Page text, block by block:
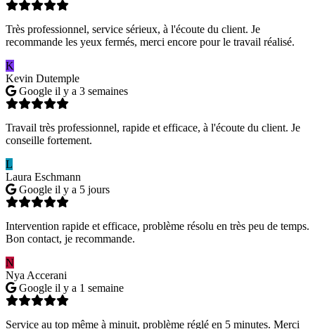
Très professionnel, service sérieux, à l'écoute du client. Je
recommande les yeux fermés, merci encore pour le travail réalisé.
K
Kevin Dutemple
Google il y a 3 semaines
Travail très professionnel, rapide et efficace, à l'écoute du client. Je
conseille fortement.
L
Laura Eschmann
Google il y a 5 jours
Intervention rapide et efficace, problème résolu en très peu de temps.
Bon contact, je recommande.
N
Nya Accerani
Google il y a 1 semaine
Service au top même à minuit, problème réglé en 5 minutes. Merci